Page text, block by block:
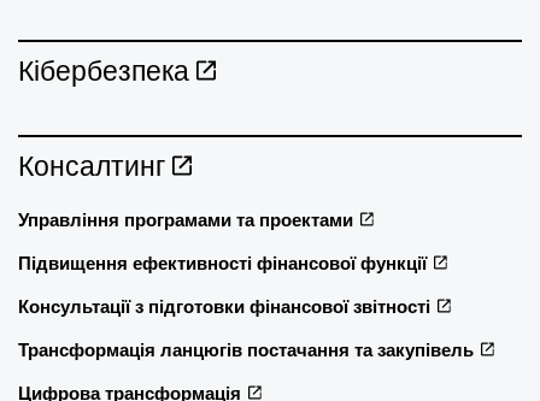
Кібербезпека
Консалтинг
Управління програмами та проектами
Підвищення ефективності фінансової функції
Консультації з підготовки фінансової звітності
Трансформація ланцюгів постачання та закупівель
Цифрова трансформація